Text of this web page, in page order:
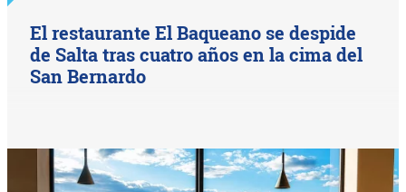
El restaurante El Baqueano se despide
de Salta tras cuatro años en la cima del
San Bernardo